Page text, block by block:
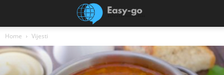
Home Vijesti